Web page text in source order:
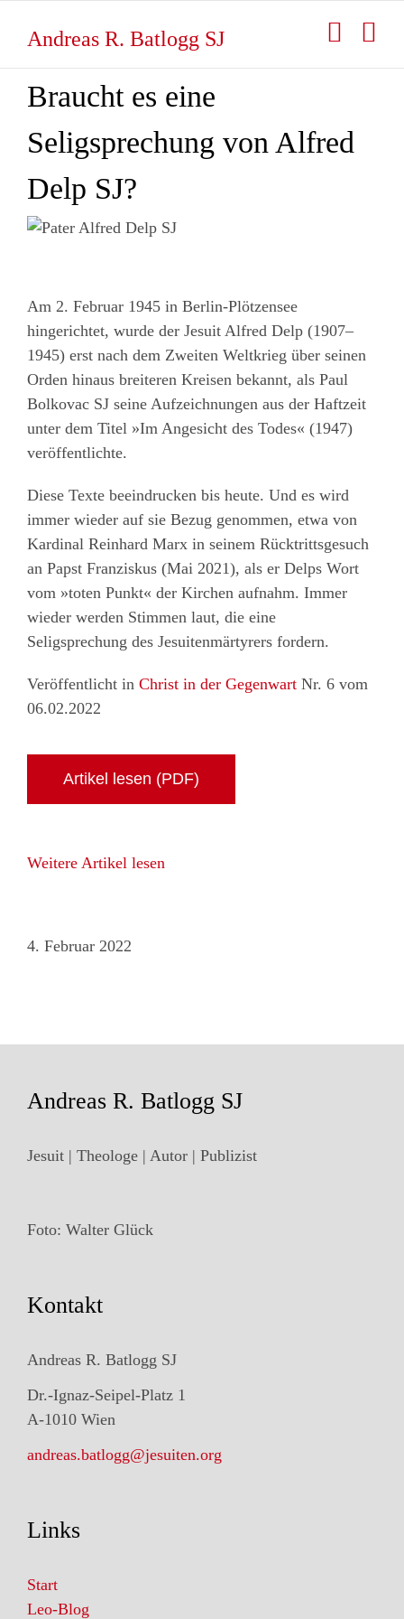
InhaltAndreas R. Batlogg SJ
Braucht es eine
Seligsprechung von Alfred
Delp SJ?
Am 2. Februar 1945 in Berlin-Plötzensee
hingerichtet, wurde der Jesuit Alfred Delp (1907–
1945) erst nach dem Zweiten Weltkrieg über seinen
Orden hinaus breiteren Kreisen bekannt, als Paul
Bolkovac SJ seine Aufzeichnungen aus der Haftzeit
unter dem Titel »Im Angesicht des Todes« (1947)
veröffentlichte.
Diese Texte beeindrucken bis heute. Und es wird
immer wieder auf sie Bezug genommen, etwa von
Kardinal Reinhard Marx in seinem Rücktrittsgesuch
an Papst Franziskus (Mai 2021), als er Delps Wort
vom »toten Punkt« der Kirchen aufnahm. Immer
wieder werden Stimmen laut, die eine
Seligsprechung des Jesuitenmärtyrers fordern.
Veröffentlicht in Christ in der Gegenwart Nr. 6 vom
06.02.2022
Artikel lesen (PDF)
Weitere Artikel lesen
4. Februar 2022
Andreas R. Batlogg SJ
Jesuit | Theologe | Autor | Publizist
Foto: Walter Glück
Kontakt
Andreas R. Batlogg SJ
Dr.-Ignaz-Seipel-Platz 1
A-1010 Wien
andreas.batlogg@jesuiten.org
Links
Start
Leo-Blog